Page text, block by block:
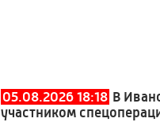
05.08.2026 18:18 В
участником